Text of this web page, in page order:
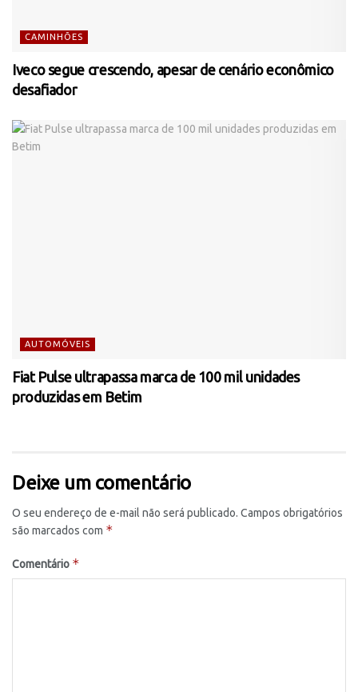
CAMINHÕES
Iveco segue crescendo, apesar de cenário econômico
desafiador
AUTOMÓVEIS
Fiat Pulse ultrapassa marca de 100 mil unidades
produzidas em Betim
Deixe um comentário
O seu endereço de e-mail não será publicado. Campos obrigatórios
são marcados com *
Comentário *